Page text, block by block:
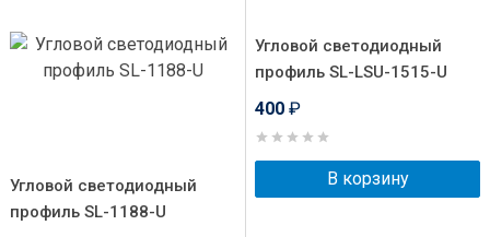
Угловой светодиодный
профиль SL-1188-U
Угловой светодиодный
профиль SL-LSU-1515-U
400 ₽
В корзину